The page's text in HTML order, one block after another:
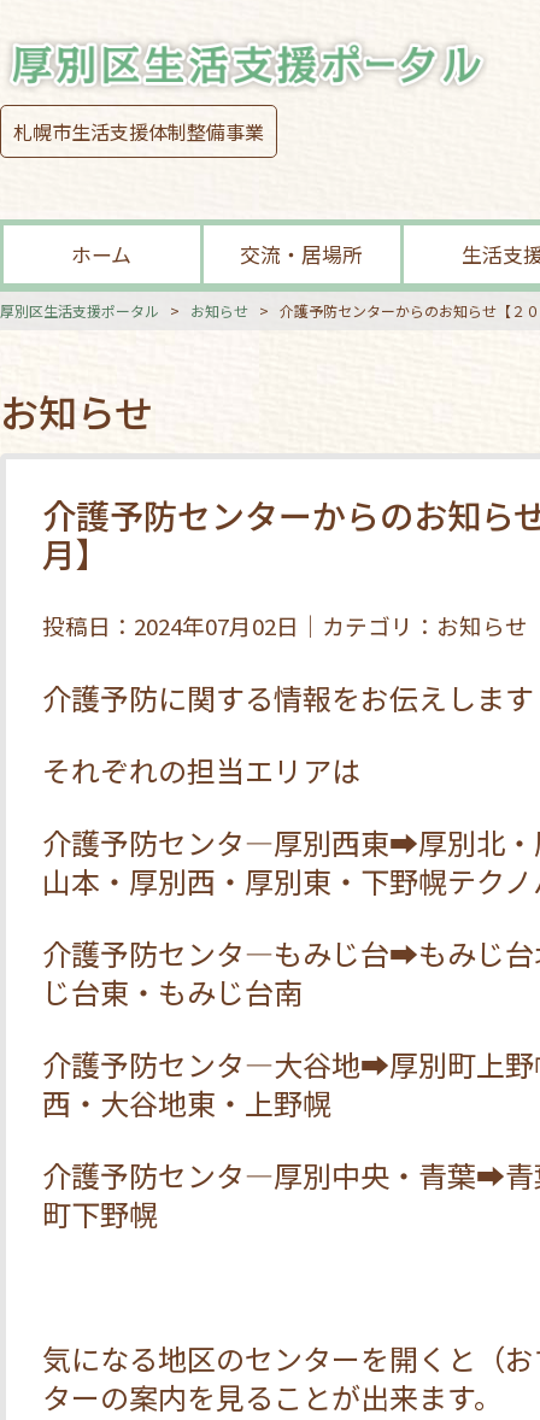
札幌市生活支援体制整備事業
ホーム 交流・居場所 生活支
厚別区生活支援ポータル > お知らせ > 介護予防センターからのお知らせ【２
お知らせ
介護予防センターからのお知ら
月】
投稿日：2024年07月02日｜カテゴリ：お知らせ
介護予防に関する情報をお伝えしま
それぞれの担当エリアは
介護予防センタ―厚別西東➡厚別北・
山本・厚別西・厚別東・下野幌テク
介護予防センタ―もみじ台➡もみじ台
じ台東・もみじ台南
介護予防センタ―大谷地➡厚別町上野
西・大谷地東・上野幌
介護予防センタ―厚別中央・青葉➡青
町下野幌
気になる地区のセンターを開くと（
ターの案内を見ることが出来ます。